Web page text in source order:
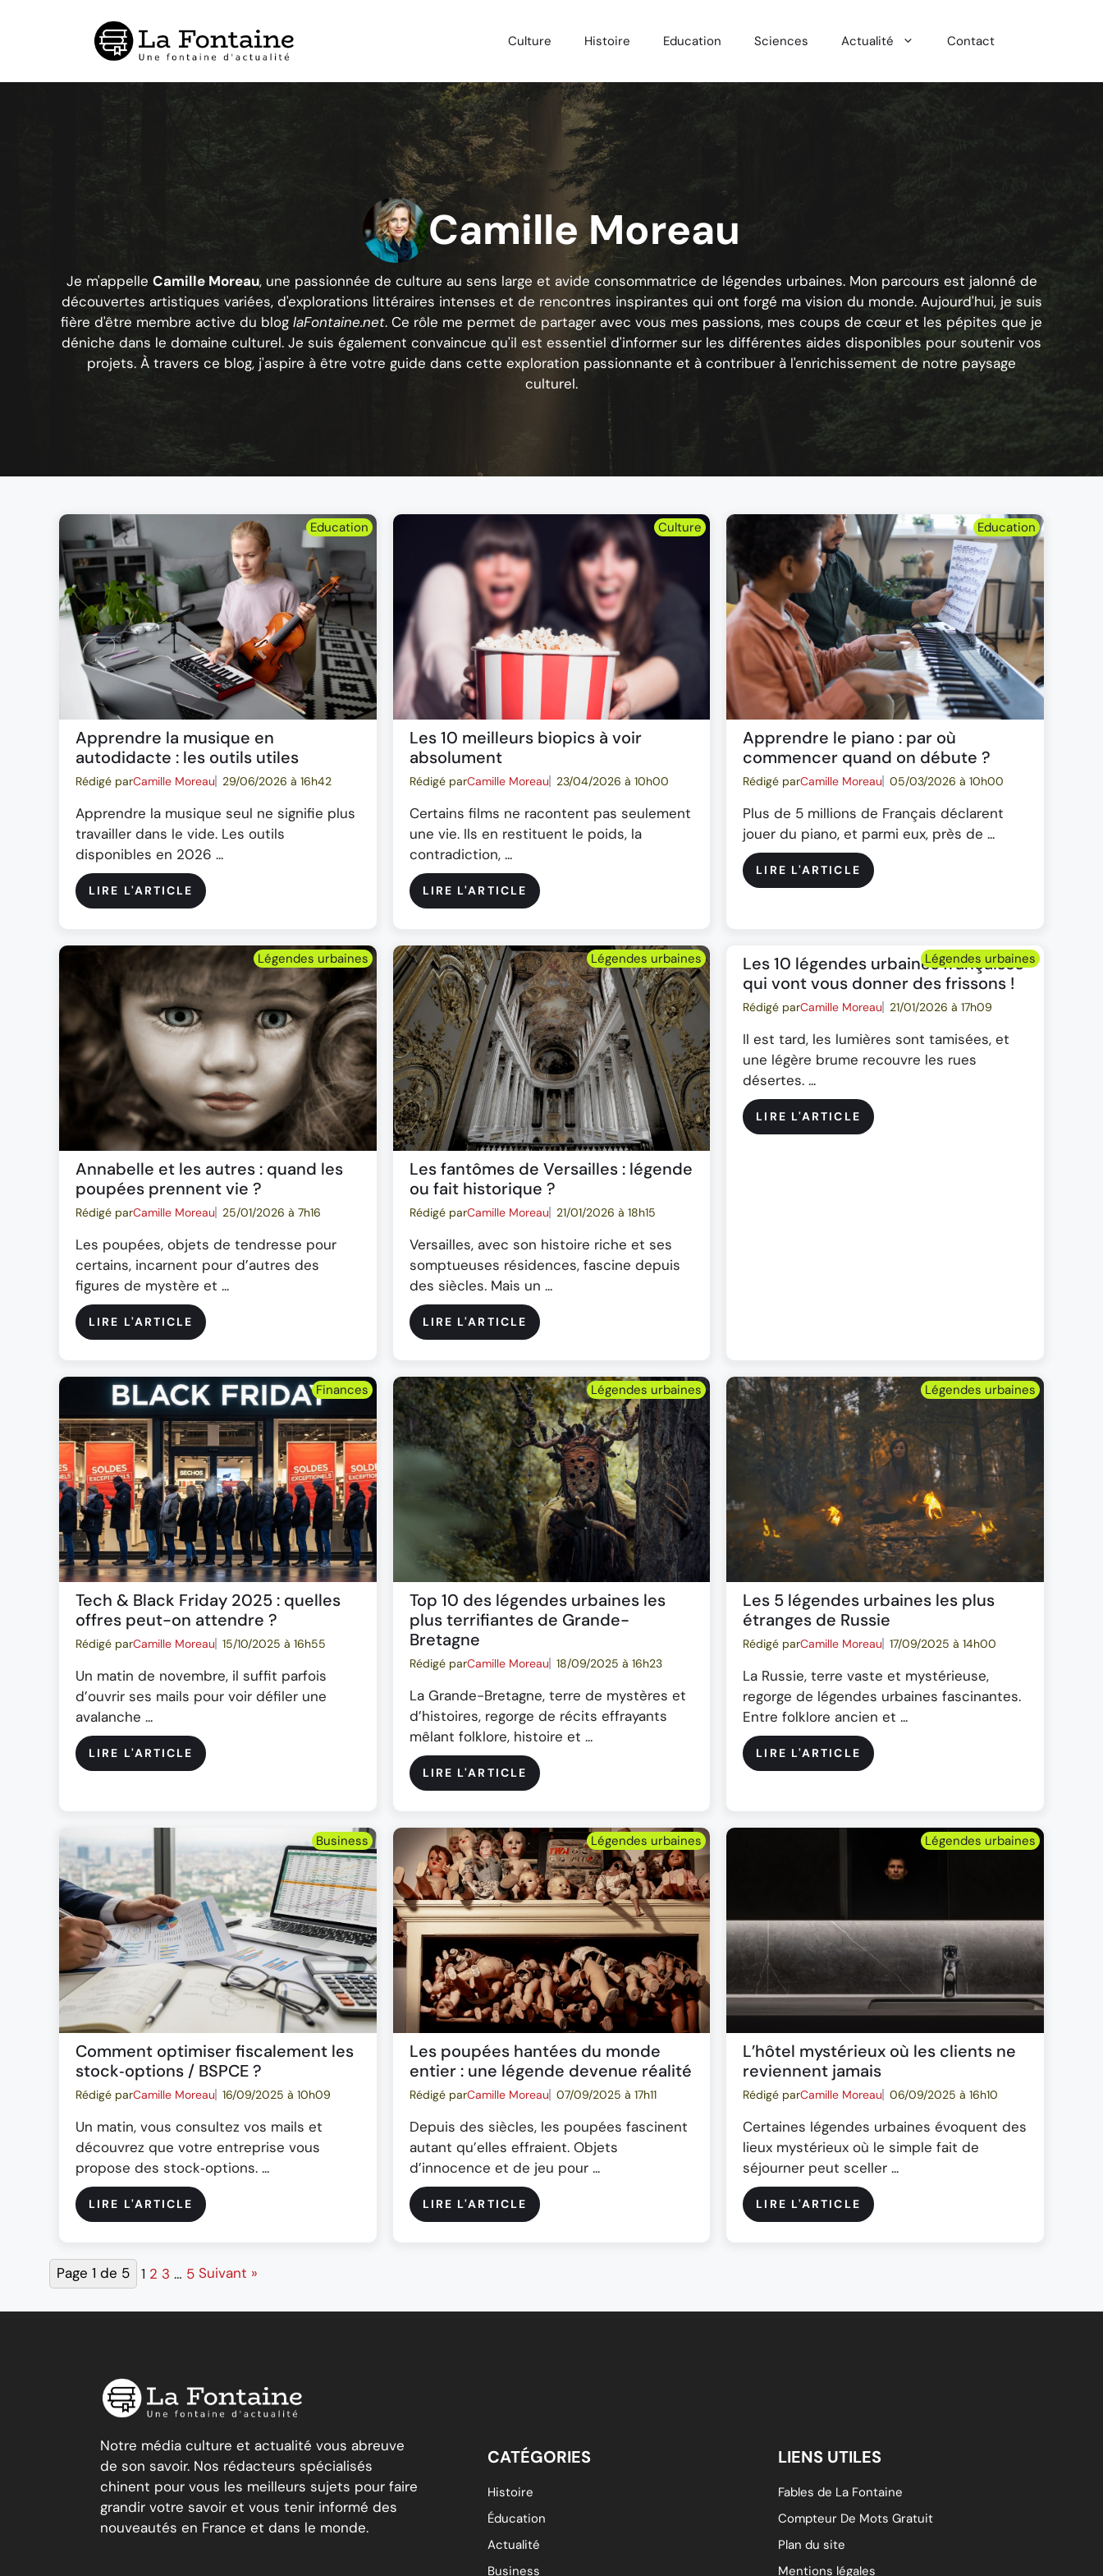
Culture Histoire Education Sciences Actualité Contact
Camille Moreau
Je m'appelle Camille Moreau, une passionnée de culture au sens large et avide consommatrice de légendes urbaines. Mon parcours est jalonné de
découvertes artistiques variées, d'explorations littéraires intenses et de rencontres inspirantes qui ont forgé ma vision du monde. Aujourd'hui, je suis
fière d'être membre active du blog laFontaine.net. Ce rôle me permet de partager avec vous mes passions, mes coups de cœur et les pépites que je
déniche dans le domaine culturel. Je suis également convaincue qu'il est essentiel d'informer sur les différentes aides disponibles pour soutenir vos
projets. À travers ce blog, j'aspire à être votre guide dans cette exploration passionnante et à contribuer à l'enrichissement de notre paysage
culturel.
Education
Apprendre la musique en
autodidacte : les outils utiles
Rédigé parCamille Moreau 29/06/2026 à 16h42
Apprendre la musique seul ne signifie plus
travailler dans le vide. Les outils
disponibles en 2026 ...
LIRE L'ARTICLE
Culture
Les 10 meilleurs biopics à voir
absolument
Rédigé parCamille Moreau 23/04/2026 à 10h00
Certains films ne racontent pas seulement
une vie. Ils en restituent le poids, la
contradiction, ...
LIRE L'ARTICLE
Education
Apprendre le piano : par où
commencer quand on débute ?
Rédigé parCamille Moreau 05/03/2026 à 10h00
Plus de 5 millions de Français déclarent
jouer du piano, et parmi eux, près de ...
LIRE L'ARTICLE
Légendes urbaines
Annabelle et les autres : quand les
poupées prennent vie ?
Rédigé parCamille Moreau 25/01/2026 à 7h16
Les poupées, objets de tendresse pour
certains, incarnent pour d’autres des
figures de mystère et ...
LIRE L'ARTICLE
Légendes urbaines
Les fantômes de Versailles : légende
ou fait historique ?
Rédigé parCamille Moreau 21/01/2026 à 18h15
Versailles, avec son histoire riche et ses
somptueuses résidences, fascine depuis
des siècles. Mais un ...
LIRE L'ARTICLE
Légendes urbaines
Les 10 légendes urbaines françaises
qui vont vous donner des frissons !
Rédigé parCamille Moreau 21/01/2026 à 17h09
Il est tard, les lumières sont tamisées, et
une légère brume recouvre les rues
désertes. ...
LIRE L'ARTICLE
Finances
Tech & Black Friday 2025 : quelles
offres peut-on attendre ?
Rédigé parCamille Moreau 15/10/2025 à 16h55
Un matin de novembre, il suffit parfois
d’ouvrir ses mails pour voir défiler une
avalanche ...
LIRE L'ARTICLE
Légendes urbaines
Top 10 des légendes urbaines les
plus terrifiantes de Grande-
Bretagne
Rédigé parCamille Moreau 18/09/2025 à 16h23
La Grande-Bretagne, terre de mystères et
d’histoires, regorge de récits effrayants
mêlant folklore, histoire et ...
LIRE L'ARTICLE
Légendes urbaines
Les 5 légendes urbaines les plus
étranges de Russie
Rédigé parCamille Moreau 17/09/2025 à 14h00
La Russie, terre vaste et mystérieuse,
regorge de légendes urbaines fascinantes.
Entre folklore ancien et ...
LIRE L'ARTICLE
Business
Comment optimiser fiscalement les
stock‑options / BSPCE ?
Rédigé parCamille Moreau 16/09/2025 à 10h09
Un matin, vous consultez vos mails et
découvrez que votre entreprise vous
propose des stock‑options. ...
LIRE L'ARTICLE
Légendes urbaines
Les poupées hantées du monde
entier : une légende devenue réalité
Rédigé parCamille Moreau 07/09/2025 à 17h11
Depuis des siècles, les poupées fascinent
autant qu’elles effraient. Objets
d’innocence et de jeu pour ...
LIRE L'ARTICLE
Légendes urbaines
L’hôtel mystérieux où les clients ne
reviennent jamais
Rédigé parCamille Moreau 06/09/2025 à 16h10
Certaines légendes urbaines évoquent des
lieux mystérieux où le simple fait de
séjourner peut sceller ...
LIRE L'ARTICLE
Page 1 de 5 1 2 3 … 5 Suivant »
Notre média culture et actualité vous abreuve
de son savoir. Nos rédacteurs spécialisés
chinent pour vous les meilleurs sujets pour faire
grandir votre savoir et vous tenir informé des
nouveautés en France et dans le monde.
CATÉGORIES
Histoire
Éducation
Actualité
Business
LIENS UTILES
Fables de La Fontaine
Compteur De Mots Gratuit
Plan du site
Mentions légales